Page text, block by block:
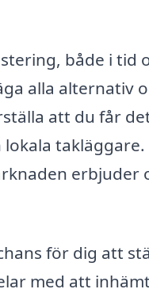
både i tid
alla alternativ
att du får
takläggare.
erbjuder
för dig att
med att